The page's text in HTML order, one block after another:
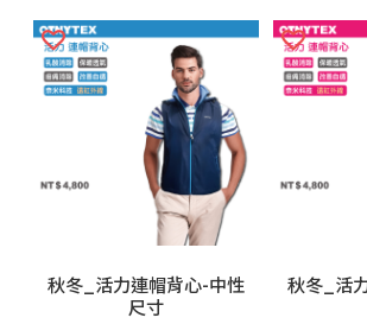
秋冬_活力連帽背心-中性
尺寸
秋冬_活